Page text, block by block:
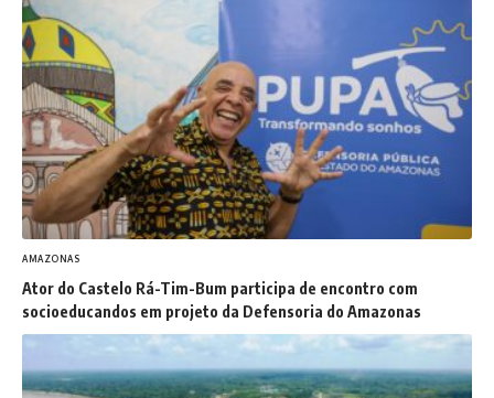
AMAZONAS
Ator do Castelo Rá-Tim-Bum participa de encontro com
socioeducandos em projeto da Defensoria do Amazonas